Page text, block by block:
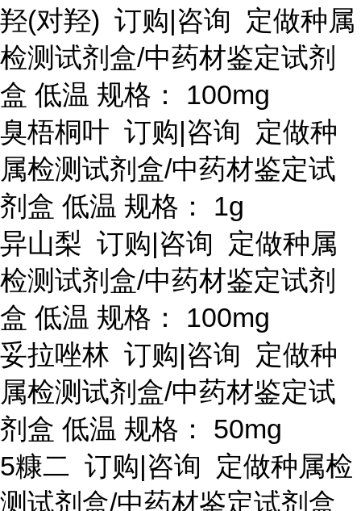
羟(对羟) 订购|咨询 定做种属
检测试剂盒/中药材鉴定试剂
盒 低温 规格： 100mg
臭梧桐叶 订购|咨询 定做种
属检测试剂盒/中药材鉴定试
剂盒 低温 规格： 1g
异山梨 订购|咨询 定做种属
检测试剂盒/中药材鉴定试剂
盒 低温 规格： 100mg
妥拉唑林 订购|咨询 定做种
属检测试剂盒/中药材鉴定试
剂盒 低温 规格： 50mg
5糠二 订购|咨询 定做种属检
测试剂盒/中药材鉴定试剂盒